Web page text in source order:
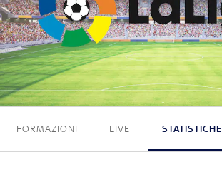
1 - 1
FORMAZIONI LIVE STATISTICHE